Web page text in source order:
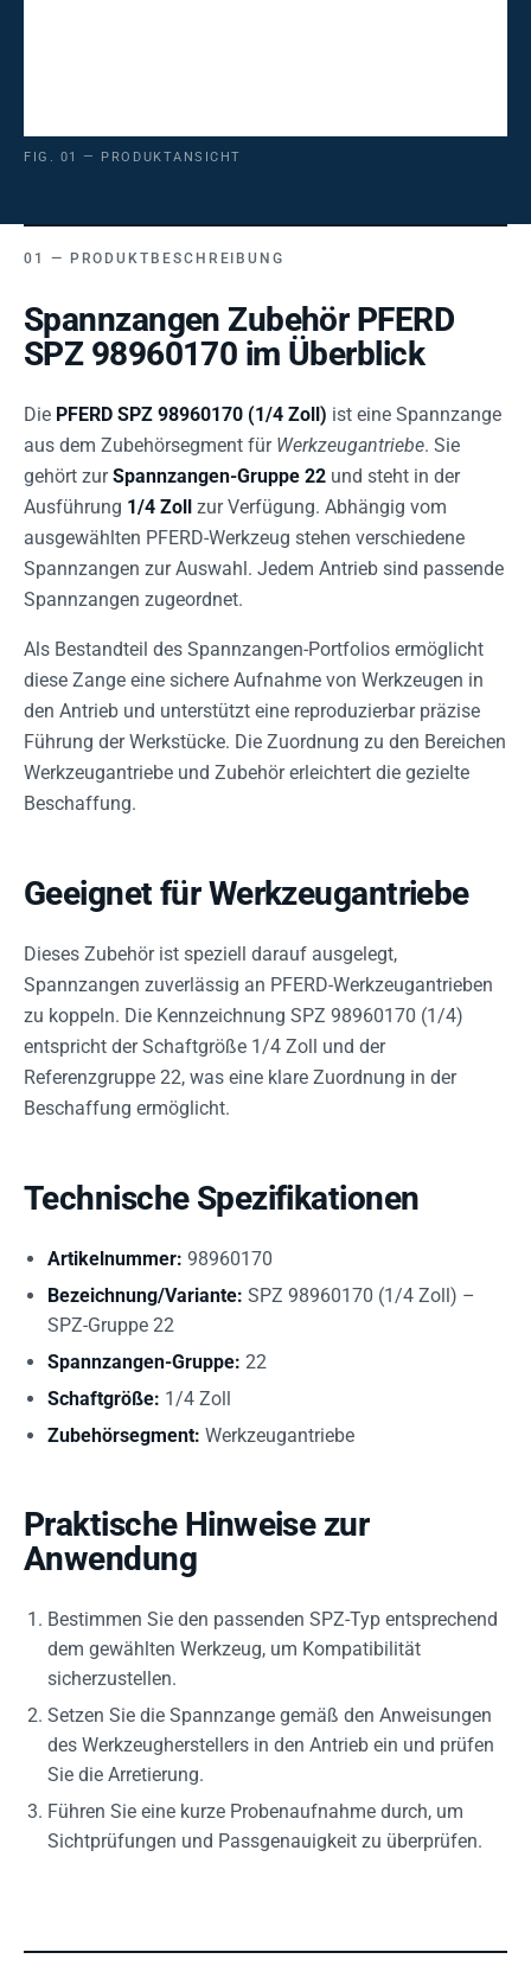
FIG. 01 — PRODUKTANSICHT
PRODUKTBESCHREIBUNG
Spannzangen Zubehör PFERD
SPZ 98960170 im Überblick
Die PFERD SPZ 98960170 (1/4 Zoll) ist eine Spannzange
aus dem Zubehörsegment für Werkzeugantriebe. Sie
gehört zurSpannzangen-Gruppe 22 und steht in der
Ausführung 1/4 Zoll zur Verfügung. Abhängig vom
ausgewählten PFERD-Werkzeug stehen verschiedene
Spannzangen zur Auswahl. Jedem Antrieb sind passende
Spannzangen zugeordnet.
Als Bestandteil des Spannzangen-Portfolios ermöglicht
diese Zange eine sichere Aufnahme von Werkzeugen in
den Antrieb und unterstützt eine reproduzierbar präzise
Führung der Werkstücke. Die Zuordnung zu den Bereichen
Werkzeugantriebe und Zubehör erleichtert die gezielte
Beschaffung.
Geeignet für Werkzeugantriebe
Dieses Zubehör ist speziell darauf ausgelegt,
Spannzangen zuverlässig an PFERD-Werkzeugantrieben
zu koppeln. Die Kennzeichnung SPZ 98960170 (1/4)
entspricht der Schaftgröße 1/4 Zoll und der
Referenzgruppe 22, was eine klare Zuordnung in der
Beschaffung ermöglicht.
Technische Spezifikationen
Artikelnummer: 98960170
Bezeichnung/Variante: SPZ 98960170 (1/4 Zoll) –
SPZ-Gruppe 22
Spannzangen-Gruppe: 22
Schaftgröße: 1/4 Zoll
Zubehörsegment: Werkzeugantriebe
Praktische Hinweise zur
Anwendung
Bestimmen Sie den passenden SPZ-Typ entsprechend
dem gewählten Werkzeug, um Kompatibilität
sicherzustellen.
Setzen Sie die Spannzange gemäß den Anweisungen
des Werkzeugherstellers in den Antrieb ein und prüfen
Sie die Arretierung.
Führen Sie eine kurze Probenaufnahme durch, um
Sichtprüfungen und Passgenauigkeit zu überprüfen.